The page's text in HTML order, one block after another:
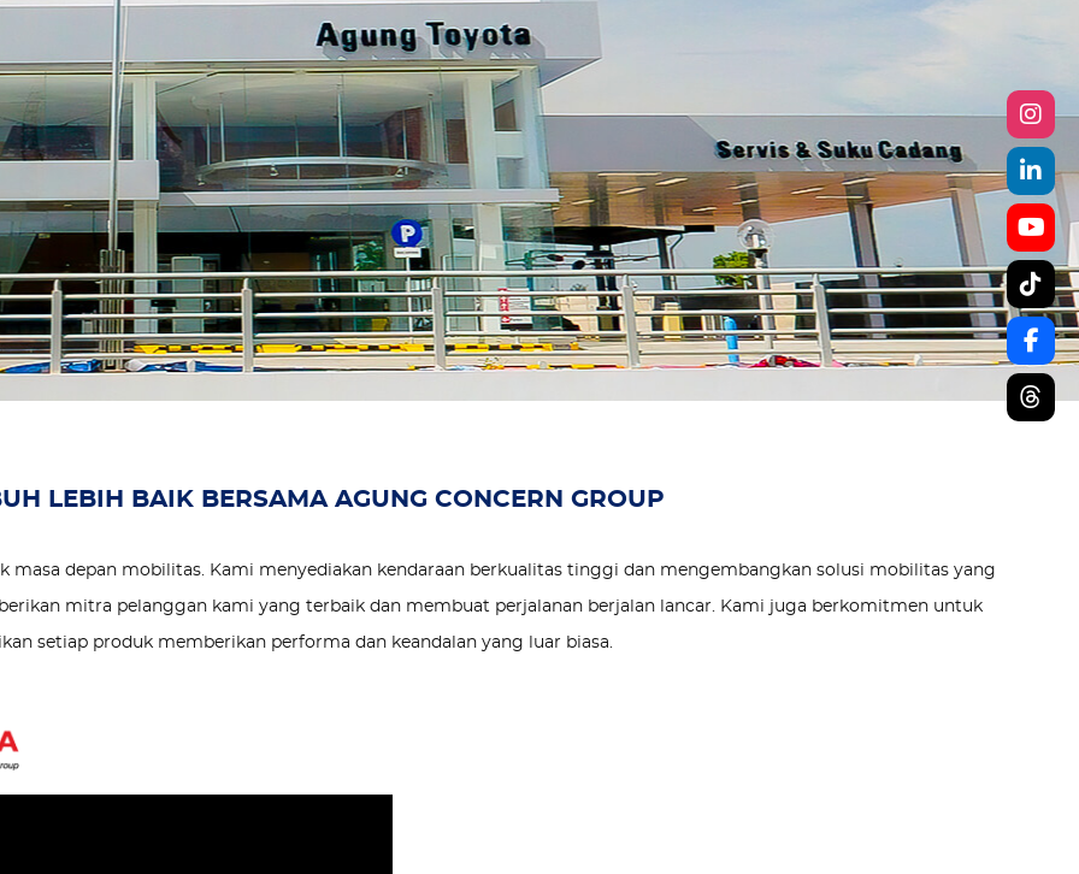
LEBIH BAIK BERSAMA AGUNG CONCERN GROUP
depan mobilitas. Kami menyediakan kendaraan berkualitas tinggi dan mengembangkan solusi mobilitas yang
mitra pelanggan kami yang terbaik dan membuat perjalanan berjalan lancar. Kami juga berkomitmen untuk
setiap produk memberikan performa dan keandalan yang luar biasa.